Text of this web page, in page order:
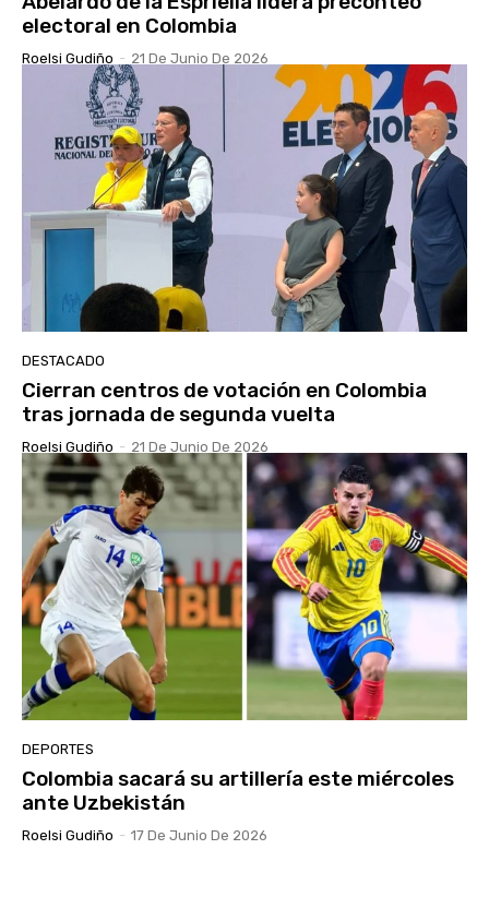
electoral en Colombia
Roelsi Gudiño - 21 De Junio De 2026
DESTACADO
Cierran centros de votación en Colombia
tras jornada de segunda vuelta
Roelsi Gudiño - 21 De Junio De 2026
DEPORTES
Colombia sacará su artillería este miércoles
ante Uzbekistán
Roelsi Gudiño - 17 De Junio De 2026